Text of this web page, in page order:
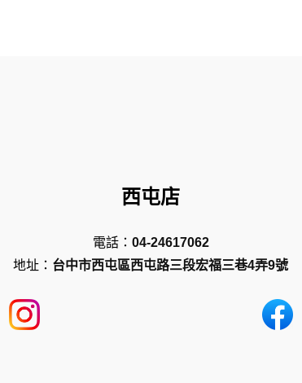
西屯店
電話： 04-24617062
地址： 台中市西屯區西屯路三段宏福三巷4弄9號